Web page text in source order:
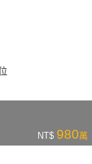
NT$ 980萬